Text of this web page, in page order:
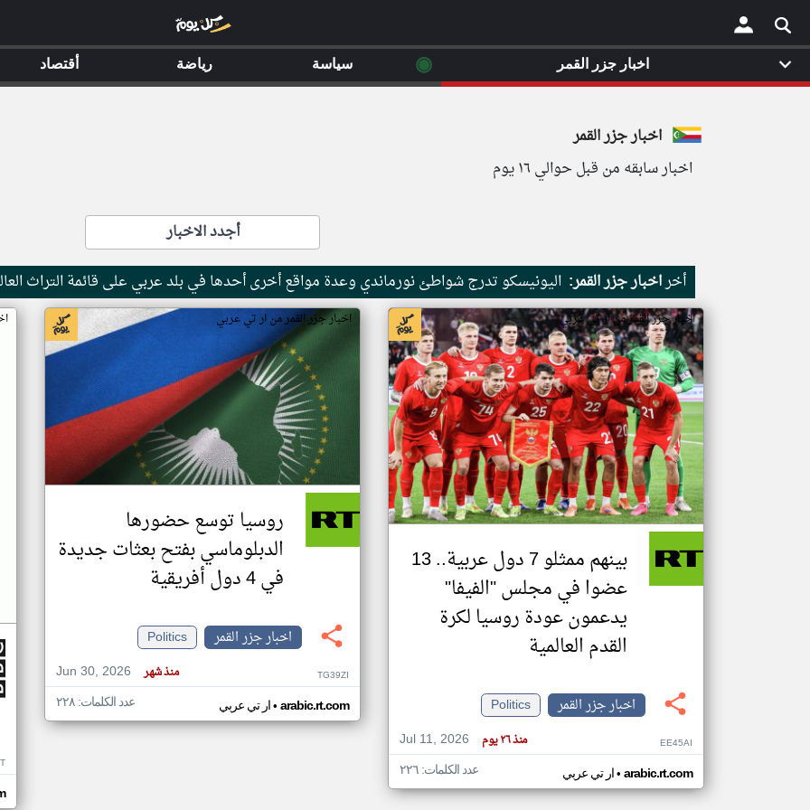
×
اخبار جزر القمر
اخبار سابقه من قبل حوالي ١٦ يوم
أجدد الاخبار
أخراخبار جزر القمر: اليونيسكو تدرج شواطئ نورماندي وعدة مواقع أخرى أحدها في بلد عربي على قائمة التراث
اخبار جزر القمر من ار تي عربي
بينهم ممثلو 7 دول عربية.. 13
عضوا في مجلس "الفيفا"
يدعمون عودة روسيا لكرة
القدم العالمية
اخبار جزر القمر
Politics
Jul 11, 2026
منذ ٢٦ يوم EE45AI
ار تي عربي• arabic.rt.com عدد الكلمات: ٢٢٦
اخبار جزر القمر من ار تي عربي
روسيا توسع حضورها
الدبلوماسي بفتح بعثات جديدة
في 4 دول أفريقية
اخبار جزر القمر
Politics
Jun 30, 2026
منذ شهر TG39ZI
ار تي عربي• arabic.rt.com عدد الكلمات: ٢٢٨
اخبار جزر القمر ◉ سياسة رياضة أقتصاد